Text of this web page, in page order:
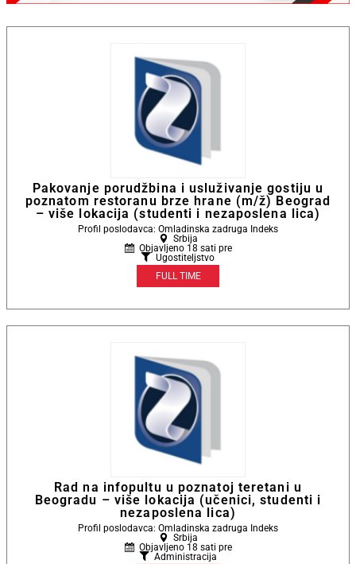
Pakovanje porudžbina i usluživanje gostiju u
poznatom restoranu brze hrane (m/ž) Beograd
– više lokacija (studenti i nezaposlena lica)
Profil poslodavca: Omladinska zadruga Indeks
Srbija
Objavljeno 18 sati pre
Ugostiteljstvo
FULL TIME
Rad na infopultu u poznatoj teretani u
Beogradu – više lokacija (učenici, studenti i
nezaposlena lica)
Profil poslodavca: Omladinska zadruga Indeks
Srbija
Objavljeno 18 sati pre
Administracija